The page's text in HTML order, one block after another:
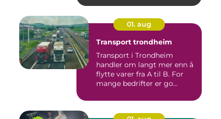
01. aug
Transport trondheim
Transport i Trondheim
handler om langt mer enn å
flytte varer fra A til B. For
mange bedrifter er go...